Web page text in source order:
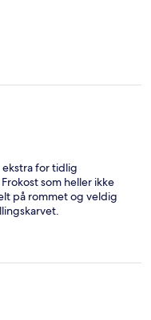
for tidlig
som heller ikke
på rommet og veldig